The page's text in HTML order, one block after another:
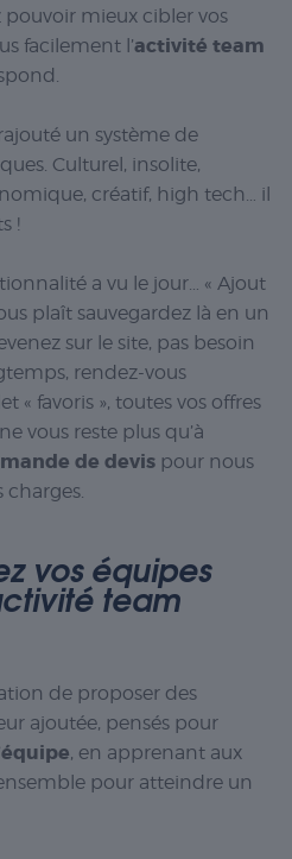
mieux cibler vos
facilement l’activité team
un système de
Culturel, insolite,
créatif, high tech… il
!
a vu le jour… « Ajout
plaît sauvegardez là en un
sur le site, pas besoin
rendez-vous
« favoris », toutes vos offres
vous reste plus qu’à
de devispour nous
charges.
vos équipes
team
de proposer des
ajoutée, pensés pour
, en apprenant aux
pour atteindre un